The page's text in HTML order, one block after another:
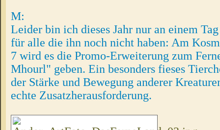
M:
Leider bin ich dieses Jahr nur an einem
für alle die ihn noch nicht haben: Am
7 wird es die Promo-Erweiterung zum
Mhourl" geben. Ein besonders fieses
der Stärke und Bewegung anderer
echte Zusatzherausforderung.